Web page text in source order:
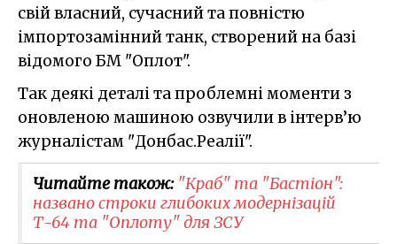
свій власний, сучасний та повністю
імпортозамінний танк, створений на базі
відомого БМ "Оплот".
Так деякі деталі та проблемні моменти з
оновленою машиною озвучили в інтерв’ю
журналістам "Донбас.Реалії".
Читайте також: ​"Краб" та "Бастіон":
названо строки глибоких модернізацій
Т-64 та "Оплоту" для ЗСУ